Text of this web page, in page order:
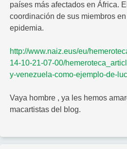
países más afectados en África.
coordinación de sus miembros
epidemia.
http://www.naiz.eus/eu/
14-10-21-07-00/
y-venezuela-como-ejemplo-de-
Vaya hombre , ya les hemos
macartistas del blog.